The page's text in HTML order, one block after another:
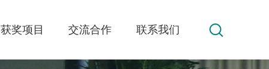
获奖项目 交流合作 联系我们